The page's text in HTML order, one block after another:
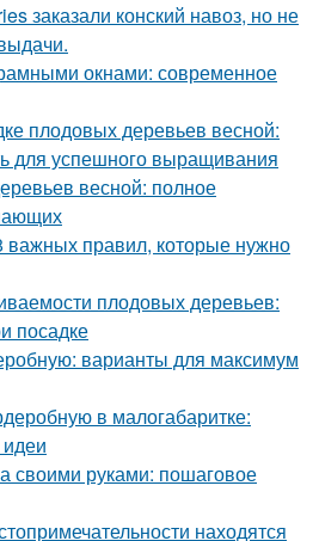
заказали конский навоз, но не
окнами: современное
плодовых деревьев весной:
для успешного выращивания
весной: полное
важных правил, которые нужно
плодовых деревьев:
посадке
варианты для максимум
в малогабаритке:
своими руками: пошаговое
находятся